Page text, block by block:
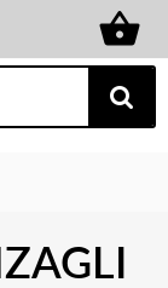
shopping_basket